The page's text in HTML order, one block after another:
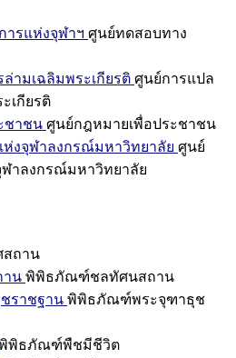
ารแห่งจุฬาฯ ศูนย์ทดสอบทาง
ามเฉลิมพระเกียรติ ศูนย์การแปล
เกียรติ
ชาชน ศูนย์กฎหมายเพื่อประชาชน
งจุฬาลงกรณ์มหาวิทยาลัย ศูนย์
าลงกรณ์มหาวิทยาลัย
สถาน
น พิพิธภัณฑ์ชลทัศนสถาน
ราชฐาน พิพิธภัณฑ์พระจุฑาธุช
พิธภัณฑ์พืชมีชีวิต